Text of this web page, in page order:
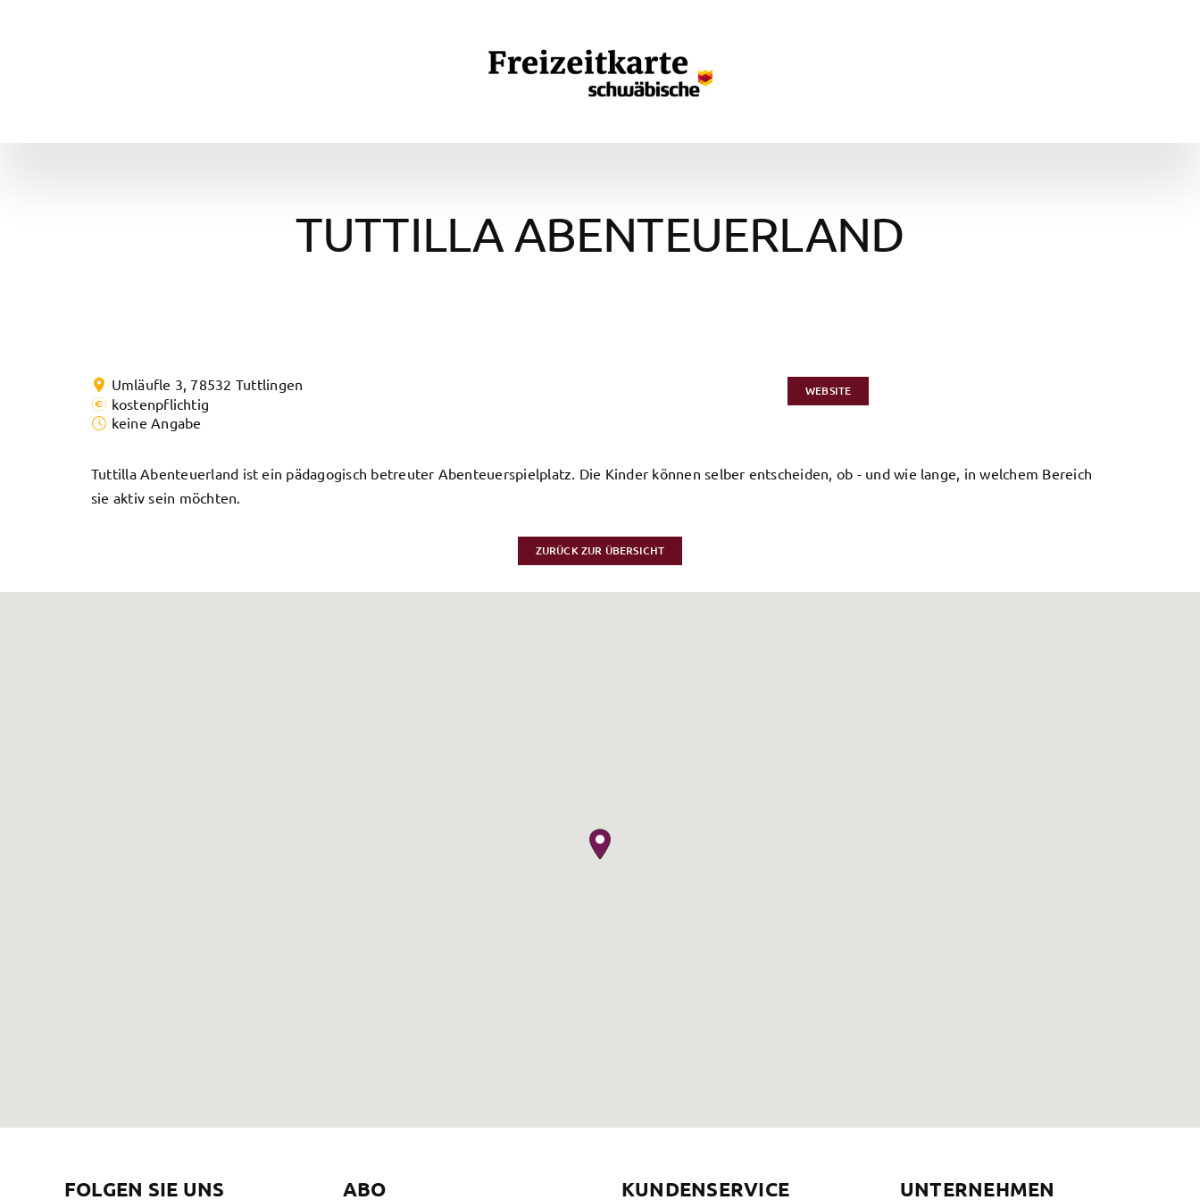
TUTTILLA ABENTEUERLAND
Umläufle 3, 78532 Tuttlingen
kostenpflichtig
keine Angabe
WEBSITE
Tuttilla Abenteuerland ist ein pädagogisch betreuter Abenteuerspielplatz. Die Kinder können selber entscheiden, ob - und wie lange, in welchem Bereich
sie aktiv sein möchten.
ZURÜCK ZUR ÜBERSICHT
FOLGEN SIE UNS ABO KUNDENSERVICE UNTERNEHMEN